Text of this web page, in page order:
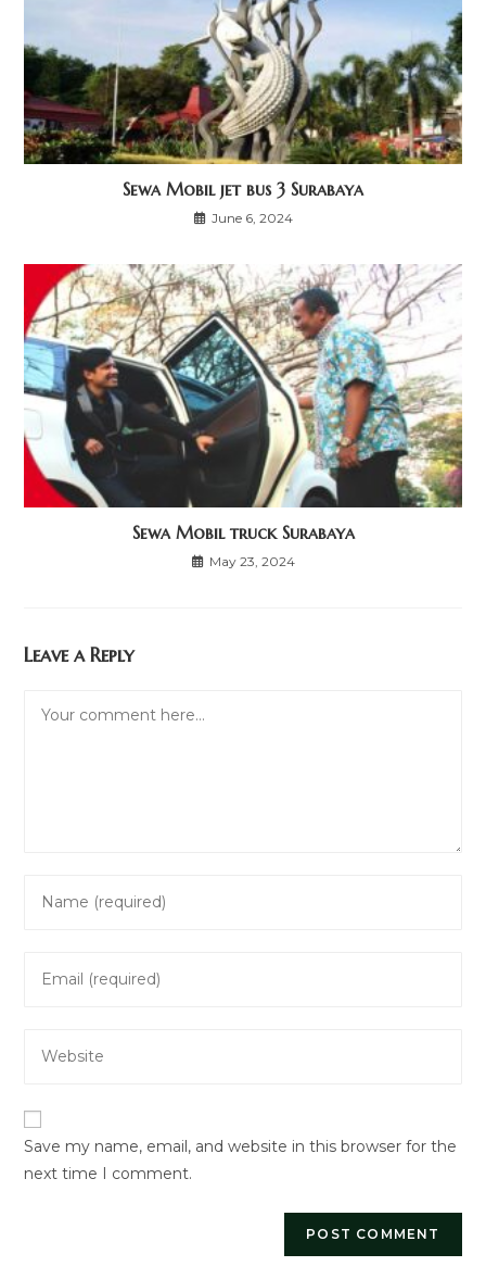
Sewa Mobil jet bus 3 Surabaya
June 6, 2024
Sewa Mobil truck Surabaya
May 23, 2024
Leave a Reply
your
comment
your
address
your
URL
(optional)
Save my name, email, and website in this browser for the
next time I comment.